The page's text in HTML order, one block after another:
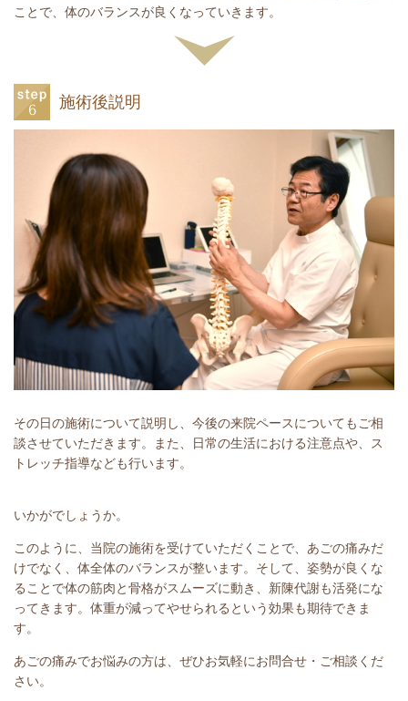
ことで、体のバランスが良くなっていきます。
施術後説明
その日の施術について説明し、今後の来院ペースについてもご相
談させていただきます。
また、日常の生活における注意点や、ス
トレッチ指導なども行います。
いかがでしょうか。
このように、当院の施術を受けていただくことで、あごの痛みだ
けでなく、体全体のバランスが整います。そして、姿勢が良くな
ることで体の筋肉と骨格がスムーズに動き、新陳代謝も活発にな
ってきます。体重が減ってやせられるという効果も期待できま
す。
あごの痛みでお悩みの方は、ぜひお気軽にお問合せ・ご相談くだ
さい。